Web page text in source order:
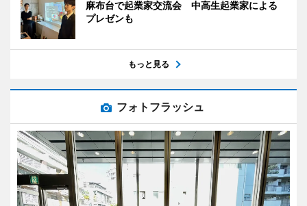
麻布台で起業家交流会 中高生起業家による
プレゼンも
もっと見る
フォトフラッシュ